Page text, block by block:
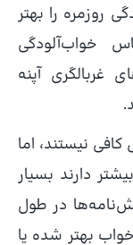
روزمره را بهتر
خواب‌آلودگی
غربالگری آپنه
نیستند، اما
دارند بسیار
در طول
بهتر شده یا